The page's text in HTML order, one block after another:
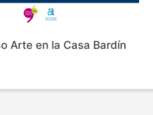
Arte en la Casa Bardín